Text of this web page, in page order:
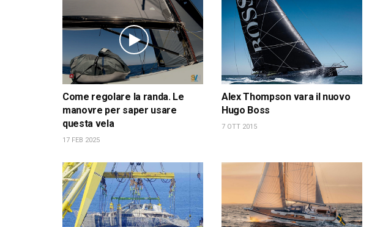
Come regolare la randa. Le
manovre per saper usare
questa vela
17 FEB 2025
Alex Thompson vara il nuovo
Hugo Boss
7 OTT 2015